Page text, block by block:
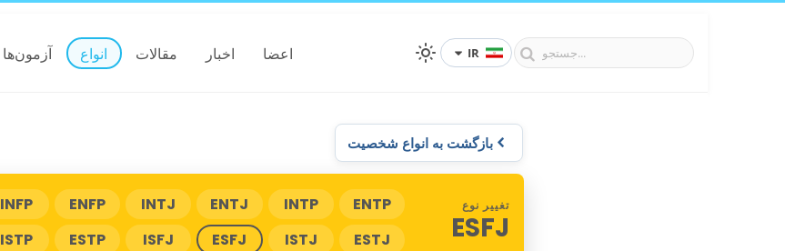
آزمون‌ها انواع مقالات اخبار اعضا IR
بازگشت به انواع شخصیت
تغییر نوع
ESFJ
ENTP
INTP
ENTJ
INTJ
ENFP
INFP
ESTJ
ISTJ
ESFJ
ISFJ
ESTP
ISTP